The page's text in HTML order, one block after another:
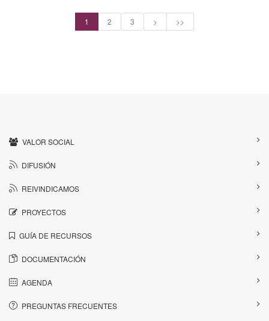
1 2 3 > >>
VALOR SOCIAL
DIFUSIÓN
REIVINDICAMOS
PROYECTOS
GUÍA DE RECURSOS
DOCUMENTACIÓN
AGENDA
PREGUNTAS FRECUENTES